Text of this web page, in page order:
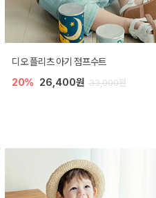
디오 플리츠 아기 점프수트
20% 26,400원 33,000원